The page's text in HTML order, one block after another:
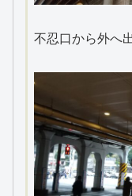
不忍口から外へ